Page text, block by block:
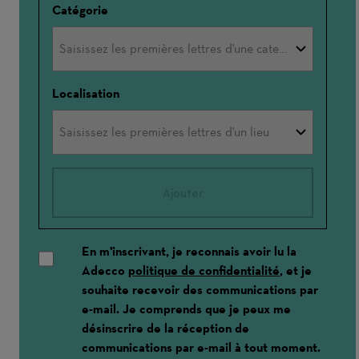
Catégorie
Localisation
En m'inscrivant, je reconnais avoir lu la
Adecco politique de confidentialité, et je
souhaite recevoir des communications par
e-mail. Je comprends que je peux me
désinscrire de la réception de
communications par e-mail à tout moment.